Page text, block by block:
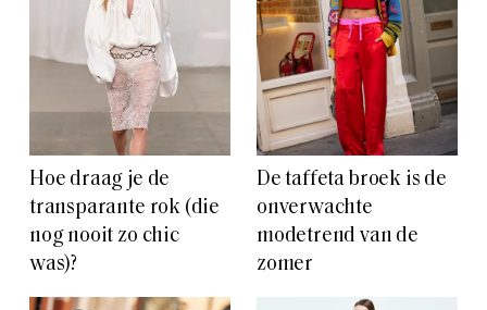
Hoe draag je de
transparante rok (die
nog nooit zo chic
was)?
De taffeta broek is de
onverwachte
modetrend van de
zomer